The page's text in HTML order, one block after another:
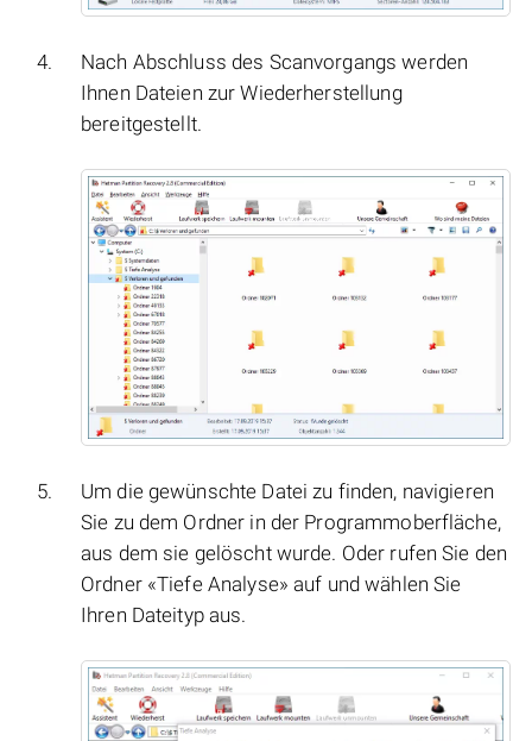
Nach Abschluss des Scanvorgangs werden
Ihnen Dateien zur Wiederherstellung
bereitgestellt.
Um die gewünschte Datei zu finden, navigieren
Sie zu dem Ordner in der Programmoberfläche,
aus dem sie gelöscht wurde. Oder rufen Sie den
Ordner «Tiefe Analyse» auf und wählen Sie
Ihren Dateityp aus.